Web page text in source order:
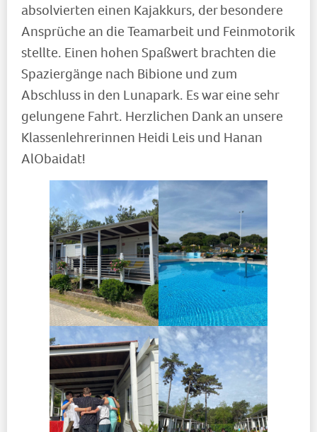
absolvierten einen Kajakkurs, der besondere
Ansprüche an die Teamarbeit und Feinmotorik
stellte. Einen hohen Spaßwert brachten die
Spaziergänge nach Bibione und zum
Abschluss in den Lunapark. Es war eine sehr
gelungene Fahrt. Herzlichen Dank an unsere
Klassenlehrerinnen Heidi Leis und Hanan
AlObaidat!